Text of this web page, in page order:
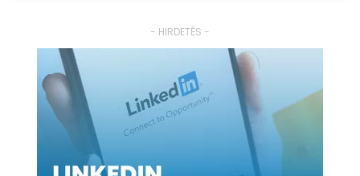
- HIRDETÉS -